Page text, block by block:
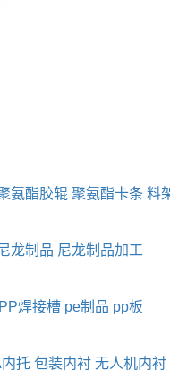
氨酯胶辊 聚氨酯卡条 料
龙制品 尼龙制品加工
PP焊接槽 pe制品 pp板
托 包装内衬 无人机内衬